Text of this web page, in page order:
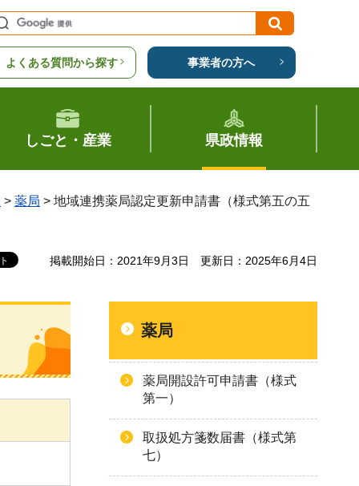
よくある質問から探す 事業者の方へ
しごと・産業 県政情報
> 薬局 > 地域連携薬局認定更新申請書（様式第五の五
掲載開始日：2021年9月3日 更新日：2025年6月4日
薬局
薬局開設許可申請書（様式
第一）
取扱処方箋数届書（様式第
七）